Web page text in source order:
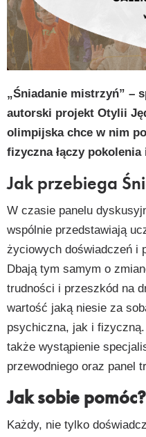
„Śniadanie mistrzyń” –
autorski projekt Otylii
olimpijska chce w nim
fizyczna łączy
Jak przebiega
W czasie panelu
wspólnie przedstawiają
życiowych doświadczeń i
Dbają tym samym o
trudności i przeszkód na
wartość jaką niesie za
psychiczna, jak i
także wystąpienie
przewodniego oraz panel
Jak sobie pomóc?
Każdy, nie tylko